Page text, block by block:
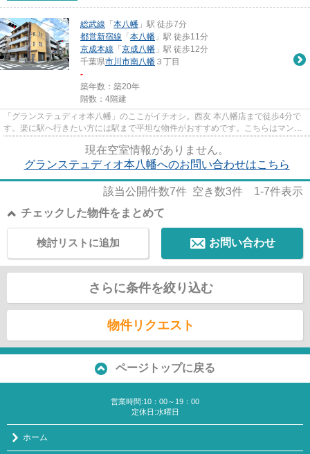
総武線 「 本八幡 」駅 徒歩7分
都営新宿線 「 本八幡 」駅 徒歩11分
京成本線 「 京成八幡 」駅 徒歩12分
千葉県市川市南八幡 ３丁目
-
築年数：築20年
階数：4階建
「グランステュディオ本八幡」のここがイチオシ。西友 本八幡店まで徒歩4分で
す。楽に駅へ行きたい方には駅まで平坦な物件がおすすめです。こちらはマンシ
現在空室情報がありません。
グランステュディオ本八幡へのお問い合わせはこちら
該当公開件数7件 空き数3件 1-7件表示
チェックした物件をまとめて
お問い合わせ
検討リストに追加
さらに条件を絞り込む
物件リクエスト
ページトップに戻る
営業時間:10：00～19：00
定休日:水曜日
ホーム